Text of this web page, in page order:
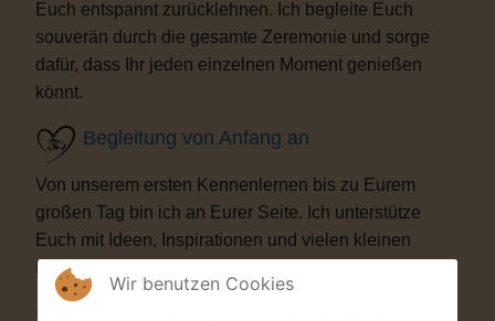
Euch entspannt zurücklehnen. Ich begleite Euch
souverän durch die gesamte Zeremonie und sorge
dafür, dass Ihr jeden einzelnen Moment genießen
könnt.
Begleitung von Anfang an
Von unserem ersten Kennenlernen bis zu Eurem
großen Tag bin ich an Eurer Seite. Ich unterstütze
Euch mit Ideen, Inspirationen und vielen kleinen
Details, die Eure Trauung besonders machen.
Wir benutzen Cookies